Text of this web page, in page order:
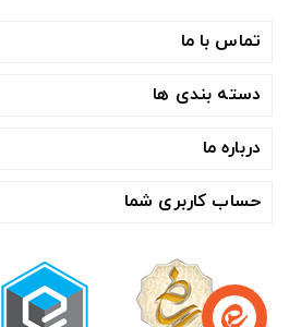
تماس با ما
دسته بندی ها
درباره ما
حساب کاربری شما